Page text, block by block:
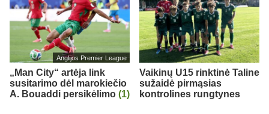
Anglijos Premier League
„Man City“ artėja link
susitarimo dėl marokiečio
A. Bouaddi persikėlimo (1)
Vaikinų U15 rinktinė Taline
sužaidė pirmąsias
kontrolines rungtynes